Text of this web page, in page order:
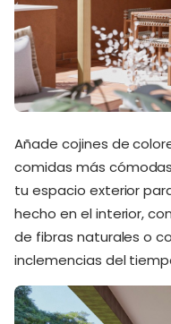
Añade cojines de
comidas más
tu espacio exterior
hecho en el interior,
de fibras naturales o
inclemencias del